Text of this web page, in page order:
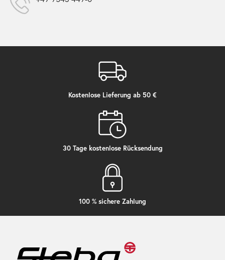
Kostenlose Lieferung ab 50 €
30 Tage kostenlose Rücksendung
100 % sichere Zahlung